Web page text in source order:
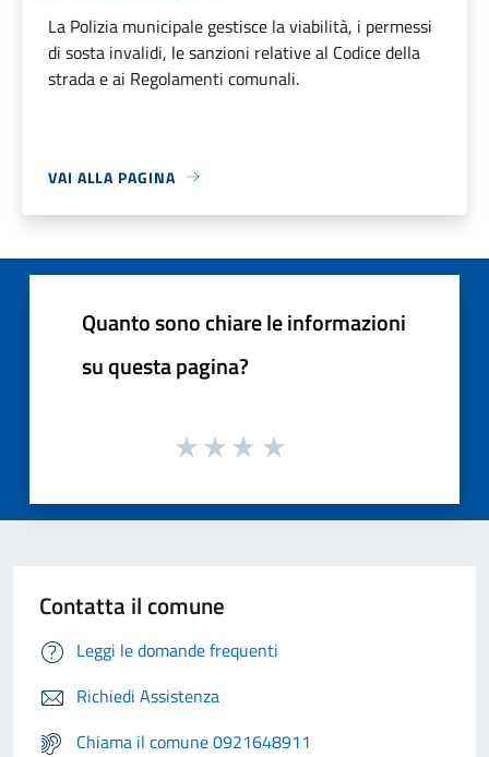
La Polizia municipale gestisce la viabilità, i permessi
di sosta invalidi, le sanzioni relative al Codice della
strada e ai Regolamenti comunali.
VAI ALLA PAGINA
Quanto sono chiare le informazioni
su questa pagina?
Contatta il comune
Leggi le domande frequenti
Richiedi Assistenza
Chiama il comune 0921648911